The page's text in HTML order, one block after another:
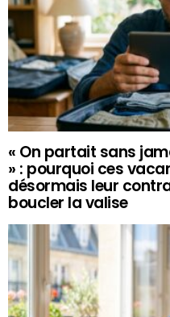
« On partait sans
» : pourquoi ces
désormais leur
boucler la valise